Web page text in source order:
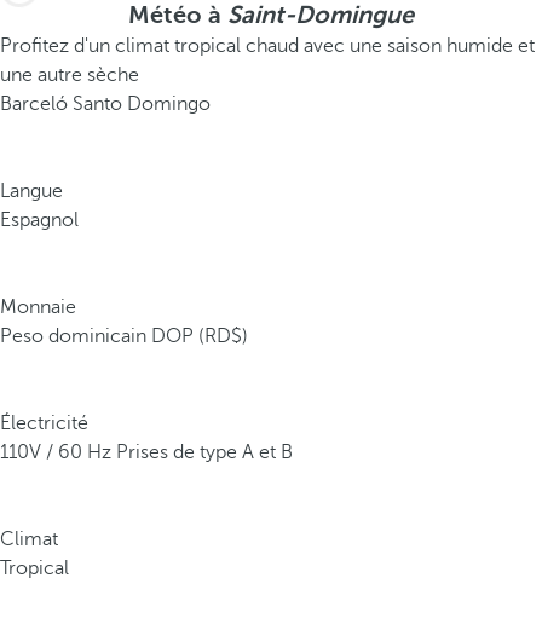
Météo à Saint-Domingue
Profitez d'un climat tropical chaud avec une saison humide et
une autre sèche
Barceló Santo Domingo
Langue
Espagnol
Monnaie
Peso dominicain DOP (RD$)
Électricité
110V / 60 Hz Prises de type A et B
Climat
Tropical